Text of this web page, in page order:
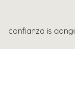
confianza is